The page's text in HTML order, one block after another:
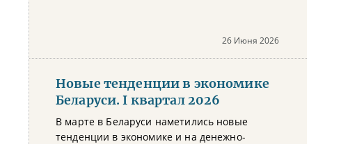
26 Июня 2026
Новые тенденции в экономике
Беларуси. I квартал 2026
В марте в Беларуси наметились новые
тенденции в экономике и на денежно-